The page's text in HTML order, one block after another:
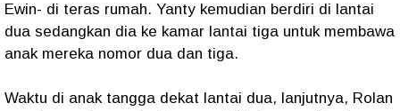
Ewin- di teras rumah. Yanty kemudian berdiri di lantai
dua sedangkan dia ke kamar lantai tiga untuk membawa
anak mereka nomor dua dan tiga.
Waktu di anak tangga dekat lantai dua, lanjutnya, Rolan